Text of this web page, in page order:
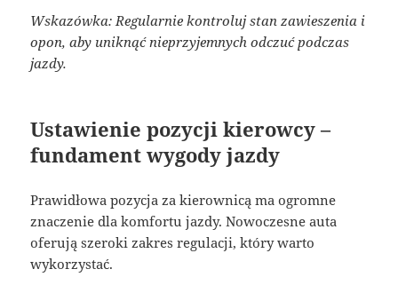
Wskazówka: Regularnie kontroluj stan zawieszenia i
opon, aby uniknąć nieprzyjemnych odczuć podczas
jazdy.
Ustawienie pozycji kierowcy –
fundament wygody jazdy
Prawidłowa pozycja za kierownicą ma ogromne
znaczenie dla komfortu jazdy. Nowoczesne auta
oferują szeroki zakres regulacji, który warto
wykorzystać.